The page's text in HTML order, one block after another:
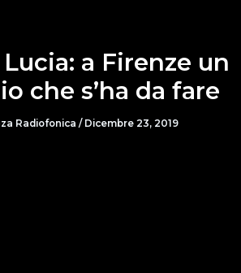
a Firenze un
che s’ha da fare
Radiofonica / Dicembre 23, 2019